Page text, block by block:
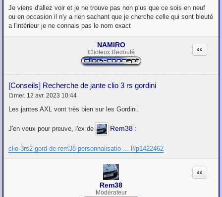
Je viens d'allez voir et je ne trouve pas non plus que ce sois en neuf
ou en occasion il n'y a rien sachant que je cherche celle qui sont bleuté
a l'intérieur je ne connais pas le nom exact
NAMIRO
Clioteux Redouté
[Conseils] Recherche de jante clio 3 rs gordini
Citation
e
a
mer. 12 avr. 2023 10:44
Les jantes AXL vont très bien sur les Gordini.
J'en veux pour preuve, l'ex de Rem38 :
clio-3rs2-gord-de-rem38-personnalisatio ... l#p1422462
Rem38
Modérateur
Citation